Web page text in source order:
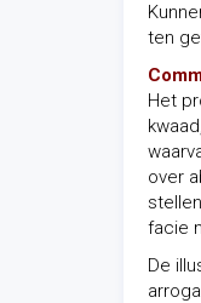
ten
Het
over
facie
De